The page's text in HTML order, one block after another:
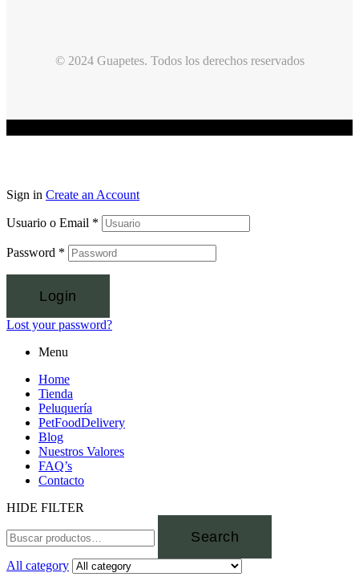
© 2024 Guapetes. Todos los derechos reservados
Sign in Create an Account
Usuario o Email *
Password *
Login
Lost your password?
Menu
Home
Tienda
Peluquería
PetFoodDelivery
Blog
Nuestros Valores
FAQ’s
Contacto
HIDE FILTER
Search
All category